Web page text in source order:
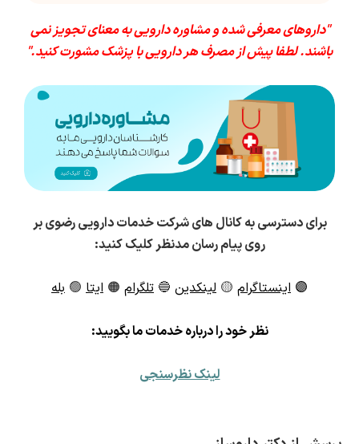
"داروهای معرفی شده و مشاوره دارویی به معنای تجویز نمی
باشند. لطفا پیش از مصرف هر دارویی با پزشک مشورت کنید."
برای دسترسی به کانال های شرکت خدمات دارویی رضوی بر
روی پیام رسان مدنظر کلیک کنید:
🟣 اینستاگرام 🟡 لینکدین 🔵 تلگرام 🟠 ایتا 🟢 بله
نظر خود را درباره خدمات ما بگویید:
لینک نظرسنجی